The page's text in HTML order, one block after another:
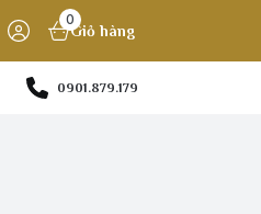
0
Giỏ hàng
0901.879.179